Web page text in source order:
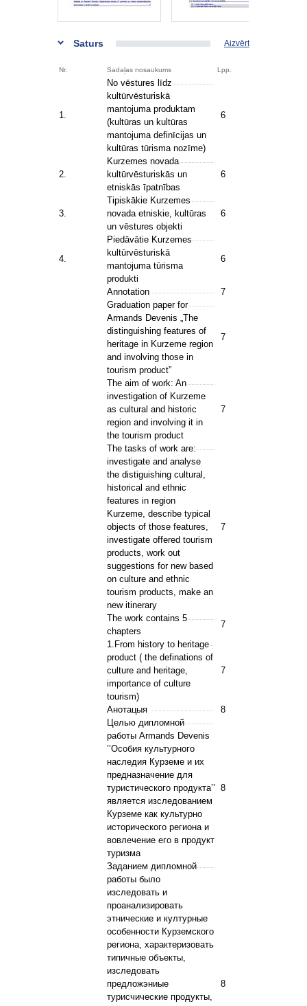
Saturs Aizvērt
Nr. Sadaļas nosaukums Lpp.
1.
No vēstures līdz
kultūrvēsturiskā
mantojuma produktam
(kultūras un kultūras
mantojuma definīcijas un
kultūras tūrisma nozīme)
6
2.
Kurzemes novada
kultūrvēsturiskās un
etniskās īpatnības
6
3.
Tipiskākie Kurzemes
novada etniskie, kultūras
un vēstures objekti
6
4.
Piedāvātie Kurzemes
kultūrvēsturiskā
mantojuma tūrisma
produkti
6
Annotation
7
Graduation paper for
Armands Devenis „The
distinguishing features of
heritage in Kurzeme region
and involving those in
tourism product”
7
The aim of work: An
investigation of Kurzeme
as cultural and historic
region and involving it in
the tourism product
7
The tasks of work are:
investigate and analyse
the distiguishing cultural,
historical and ethnic
features in region
Kurzeme, describe typical
objects of those features,
investigate offered tourism
products, work out
suggestions for new based
on culture and ethnic
tourism products, make an
new itinerary
7
The work contains 5
chapters
7
1.From history to heritage
product ( the definations of
culture and heritage,
importance of culture
tourism)
7
Анотацыя
8
Целью дипломной
работы Armands Devenis
’’Особия культурного
наследия Курземе и их
предназначение для
туристического продукта’’
является изследованием
Курземе как культурно
исторического региона и
вовлечение его в продукт
туризма
8
Заданием дипломной
работы было
изследовать и
проанализировать
этнические и културные
особенности Курземского
региона, характеризовать
типичные объекты,
изследовать
предложэниые
турисчические продукты,
8